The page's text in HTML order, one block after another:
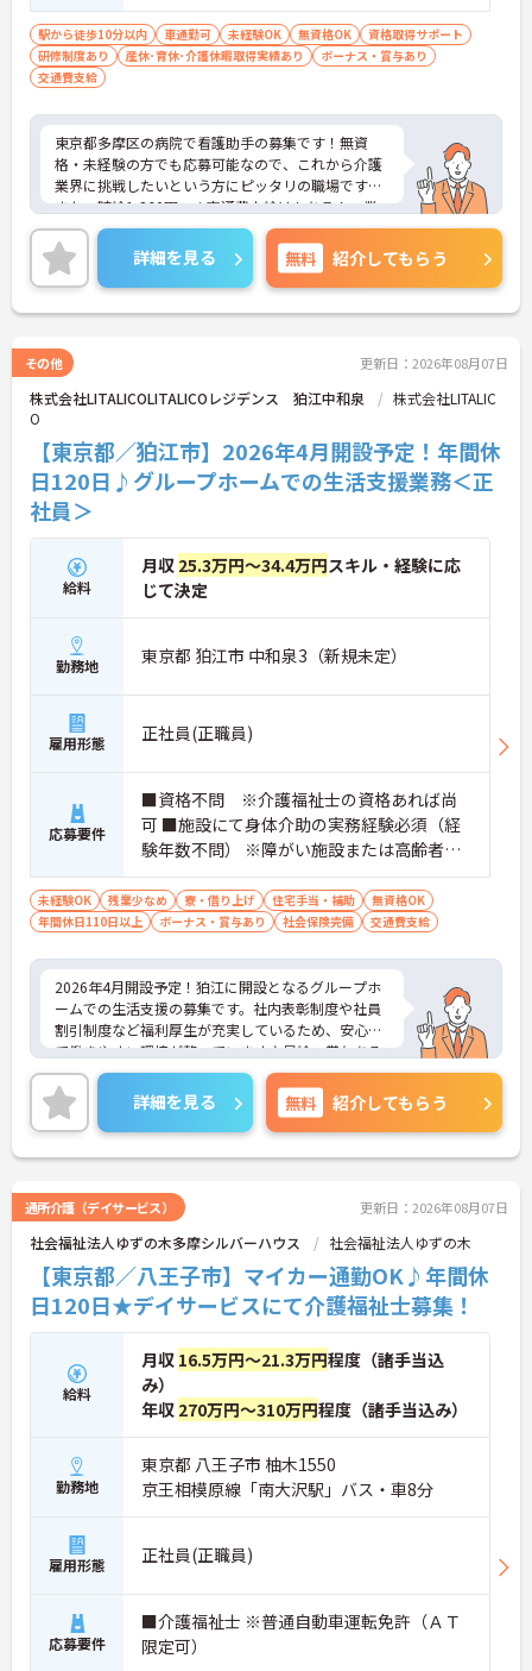
駅から徒歩10分以内 車通勤可 未経験OK 無資格OK
資格取得サポート
研修制度あり
産休･育休･介護休暇取得実績あり
ボーナス・賞与あり
交通費支給
東京都多摩区の病院で看護助手の募集です！無資
格・未経験の方でも応募可能なので、これから介護
業界に挑戦したいという方にピッタリの職場です♪
また、時給1,260円～＋交通費支給はもちろん、業
績・勤務実績による賞与実績あり！あなたの頑張り
がしっかり評価される職場です◎ご興味のある方は
面接ポイントをお伝えしますので、お気軽にご連絡
ください！
詳細を見る 無料 紹介してもらう
その他 更新日：2026年08月07日
株式会社LITALICOLITALICOレジデンス 狛江中和泉
株式会社LITALIC
O
【東京都／狛江市】2026年4月開設予定！年間休
日120日♪グループホームでの生活支援業務＜正
社員＞
給料
月収 25.3万円～34.4万円スキル・経験に応
じて決定
勤務地 東京都 狛江市 中和泉3（新規未定）
雇用形態 正社員(正職員)
応募要件
■資格不問 ※介護福祉士の資格あれば尚
可 ■施設にて身体介助の実務経験必須（経
験年数不問） ※障がい施設または高齢者施
設での勤務経験あれば尚可
未経験OK 残業少なめ 寮・借り上げ 住宅手当・補助
無資格OK
年間休日110日以上
ボーナス・賞与あり 社会保険完備 交通費支給
2026年4月開設予定！狛江に開設となるグループホ
ームでの生活支援の募集です。社内表彰制度や社員
割引制度など福利厚生が充実しているため、安心し
て働きやすい環境が整っています♪昇給・賞与ある
ため頑張りをしっかり評価される職場です☆ご興味
ある方は面接ポイントをお伝えしますので、お気軽
にご連絡ください。
詳細を見る 無料 紹介してもらう
通所介護（デイサービス） 更新日：2026年08月07日
社会福祉法人ゆずの木多摩シルバーハウス 社会福祉法人ゆずの木
【東京都／八王子市】マイカー通勤OK♪年間休
日120日★デイサービスにて介護福祉士募集！
給料
月収 16.5万円～21.3万円程度（諸手当込
み）
年収 270万円～310万円程度（諸手当込み）
勤務地
東京都 八王子市 柚木1550
京王相模原線「南大沢駅」バス・車8分
雇用形態 正社員(正職員)
応募要件
■介護福祉士 ※普通自動車運転免許（ＡＴ
限定可）